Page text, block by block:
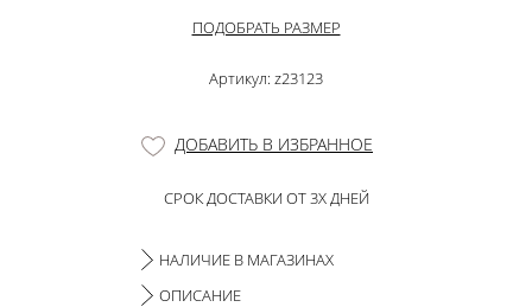
ПОДОБРАТЬ РАЗМЕР
Артикул: z23123
ДОБАВИТЬ В ИЗБРАННОЕ
СРОК ДОСТАВКИ ОТ 3Х ДНЕЙ
НАЛИЧИЕ В МАГАЗИНАХ
ОПИСАНИЕ